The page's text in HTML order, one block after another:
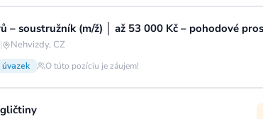
| Nehvizdy, CZ
O túto pozíciu je záujem!